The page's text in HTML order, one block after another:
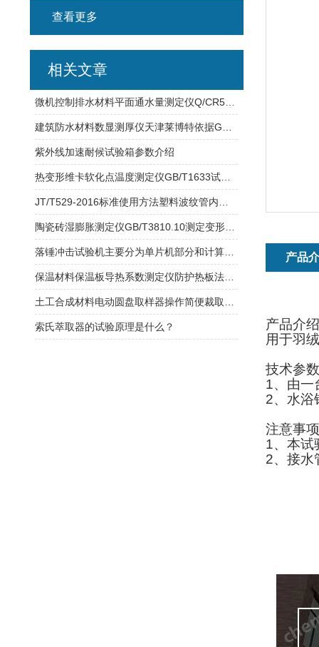
产品
产品介
用于羽
技术参
1、由一
2、水浴
注意事
1、本试
2、接水
查看更多
相关文章
紫外线加速耐候试验箱参数介绍
索氏萃取器的试验原理是什么？